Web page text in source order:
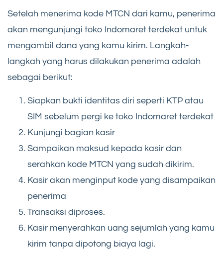
Setelah menerima kode MTCN dari kamu, penerima
akan mengunjungi toko Indomaret terdekat untuk
mengambil dana yang kamu kirim. Langkah-
langkah yang harus dilakukan penerima adalah
sebagai berikut:
Siapkan bukti identitas diri seperti KTP atau
SIM sebelum pergi ke toko Indomaret terdekat
Kunjungi bagian kasir
Sampaikan maksud kepada kasir dan
serahkan kode MTCN yang sudah dikirim.
Kasir akan menginput kode yang disampaikan
penerima
Transaksi diproses.
Kasir menyerahkan uang sejumlah yang kamu
kirim tanpa dipotong biaya lagi.